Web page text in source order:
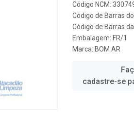
Código NCM:
Código de Barras
Código de Barras
Embalagem: FR/1
Marca: BOM AR
cadastre-se